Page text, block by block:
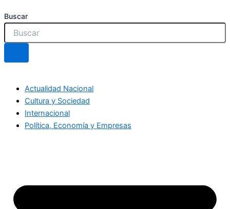
Buscar
Actualidad Nacional
Cultura y Sociedad
Internacional
Política, Economía y Empresas